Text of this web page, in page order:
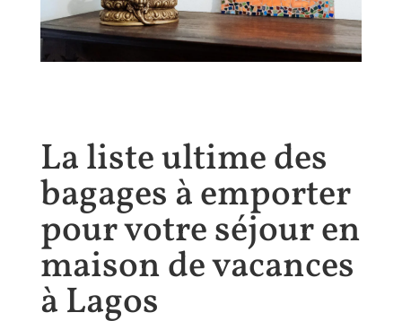
La liste ultime des
bagages à emporter
pour votre séjour en
maison de vacances
à Lagos